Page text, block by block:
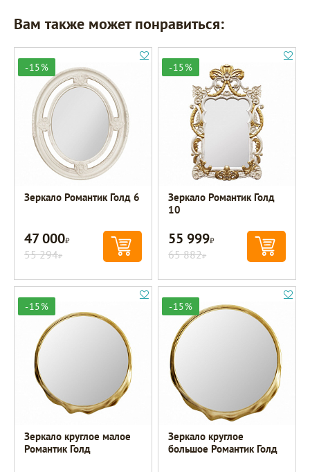
Вам также может понравиться:
-15%
Зеркало Романтик Голд 6
47 000Р
55 294Р
-15%
Зеркало Романтик Голд
10
55 999Р
65 882Р
-15%
Зеркало круглое малое
Романтик Голд
-15%
Зеркало круглое
большое Романтик Голд